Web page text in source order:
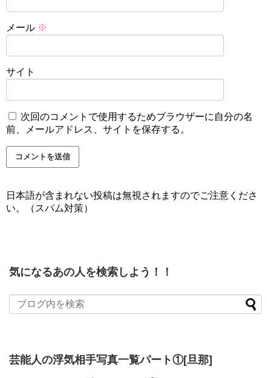
メール ※
サイト
次回のコメントで使用するためブラウザーに自分の名
前、メールアドレス、サイトを保存する。
日本語が含まれない投稿は無視されますのでご注意くださ
い。（スパム対策）
気になるあの人を検索しよう！！
芸能人の浮気相手写真一覧パート①[旦那]